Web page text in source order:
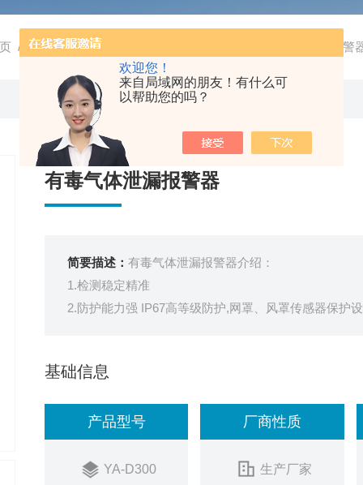
欢迎您！
来自局域网的朋友！有什么可
以帮助您的吗？
/ 产品中心/ / / YA-D300有毒气体泄漏报警
有毒气体泄漏报警器
简要描述： 有毒气体泄漏报警器介绍：
1.检测稳定精准
2.防护能力强 IP67高等级防护,网罩、风罩传感器保护
5.LoRa无线通讯低功耗、免布线、抗干扰,传输距离3-5
基础信息
产品型号
YA-D300
厂商性质
生产厂家